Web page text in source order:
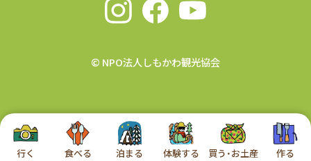
行く 食べる 泊まる 体験する 買う・お土産 作る
© NPO法人しもかわ観光協会